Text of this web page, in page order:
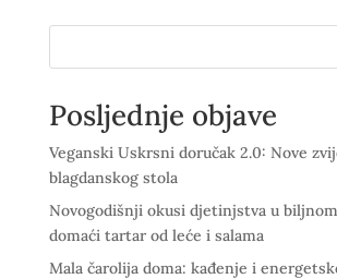
Posljednje objave
Veganski Uskrsni doručak 2.0: Nove
blagdanskog stola
Novogodišnji okusi djetinjstva u
domaći tartar od leće i salama
Mala čarolija doma: kađenje i